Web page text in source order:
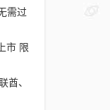
需过
市 限
酋、